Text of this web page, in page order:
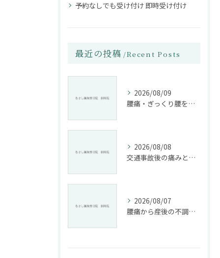
予約なしでも受け付け 即時受け付け
最近の投稿 Recent Posts
2026/08/09
腰痛・ぎっくり腰を根本改善する施術法とは
2026/08/08
交通事故後の痛みと姿勢改善に特化した整骨院の役割
2026/08/07
腰痛から産後の不調まで整骨院で根本改善する方法